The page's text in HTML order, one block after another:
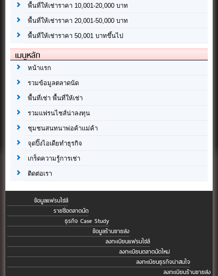
พื้นที่ให้เช่าราคา 10,001-20,000 บาท
พื้นที่ให้เช่าราคา 20,001-50,000 บาท
พื้นที่ให้เช่าราคา 50,001 บาทขึ้นไป
เมนูหลัก
หน้าแรก
รวมข้อมูลตลาดนัด
พื้นที่เช่า พื้นที่ให้เช่า
รวมแฟรนไชส์น่าลงทุน
ชุมชนสนทนาพ่อค้าแม่ค้า
จุดปิ๊งไอเดียทำธุรกิจ
เกร็ดความรู้การเช่า
ติดต่อเรา
ข้อมูลแฟรนไชส์
รายชื่อตลาดนัด
ธุรกิจ Case Study
ข้อมูลร้านขายส่ง
ลงทะเบียนแฟรนไชส์
ลงทะเบียนตลาดนัดใหม่
ลงทะเบียนธุรกิจน่าสนใจ
ลงทะเบียนร้านขายส่ง